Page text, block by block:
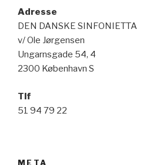
Adresse
DEN DANSKE SINFONIETTA
v/ Ole Jørgensen
Ungarnsgade 54, 4
2300 København S
Tlf
51 94 79 22
META